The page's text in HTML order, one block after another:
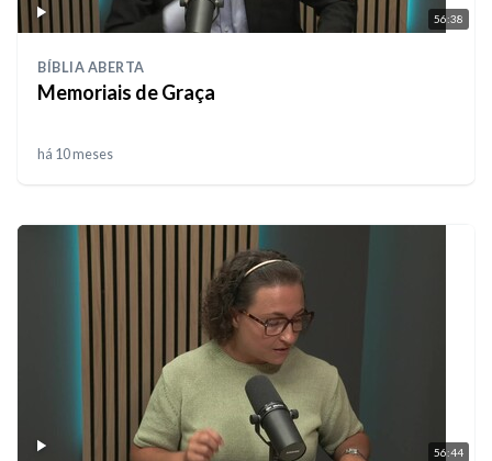
56:38
BÍBLIA ABERTA
Memoriais de Graça
há 10 meses
56:44